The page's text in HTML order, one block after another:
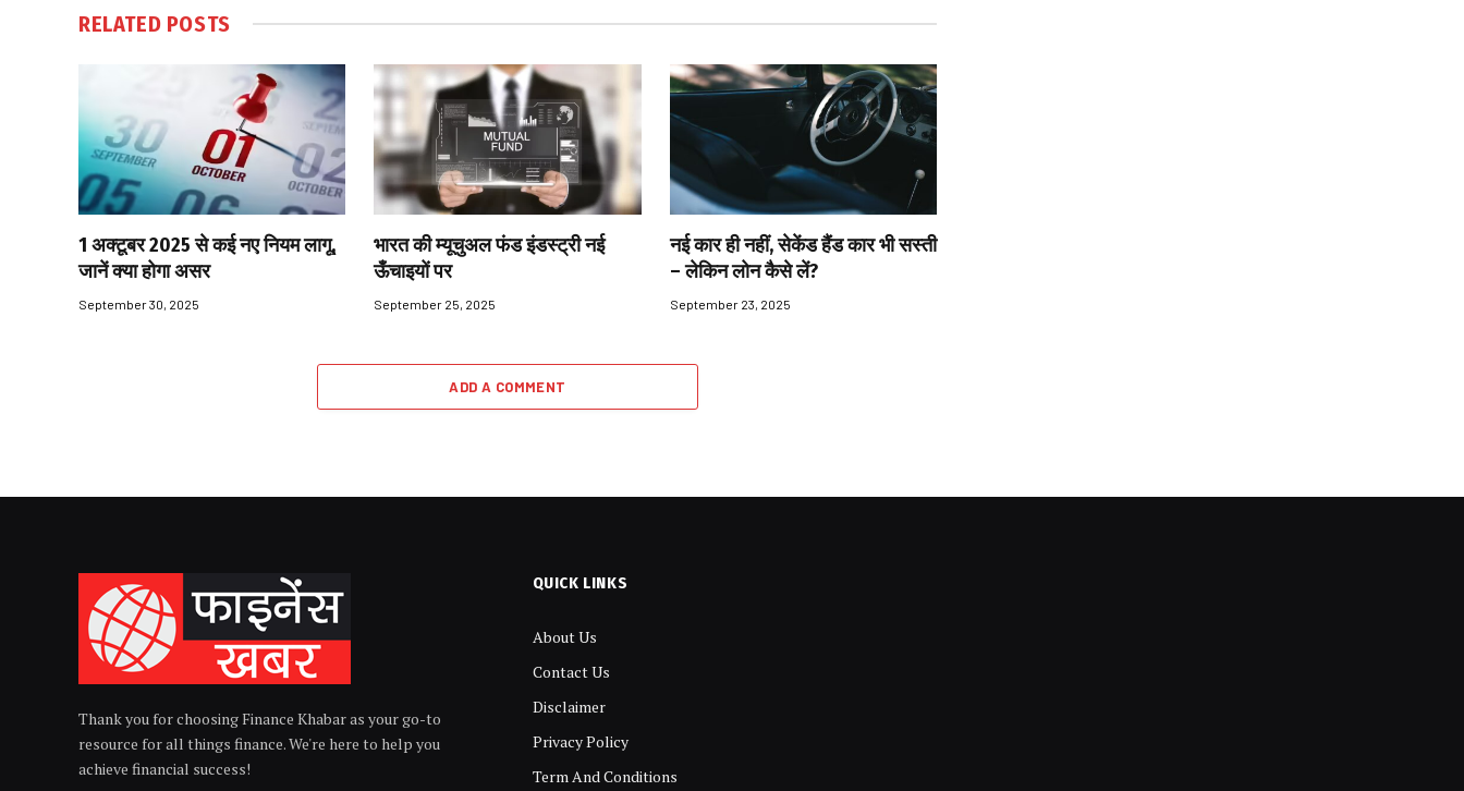
RELATED POSTS
1 अक्टूबर 2025 से कई नए नियम लागू,
जानें क्या होगा असर
September 30, 2025
भारत की म्यूचुअल फंड इंडस्ट्री नई
ऊँचाइयों पर
September 25, 2025
नई कार ही नहीं, सेकेंड हैंड कार भी सस्ती
– लेकिन लोन कैसे लें?
September 23, 2025
ADD A COMMENT
Thank you for choosing Finance Khabar as your go-to
resource for all things finance. We're here to help you
achieve financial success!
QUICK LINKS
About Us
Contact Us
Disclaimer
Privacy Policy
Term And Conditions